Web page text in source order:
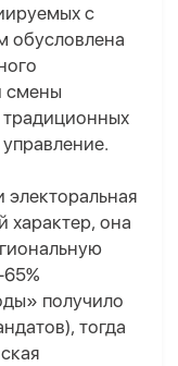
с
обусловлена
смены
традиционных
характер, она
получило
тогда